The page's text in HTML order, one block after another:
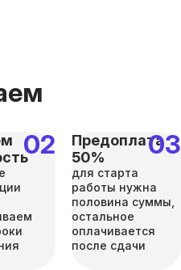
Предоплата
50%
для старта
работы нужна
половина суммы,
остальное
оплачивается
после сдачи